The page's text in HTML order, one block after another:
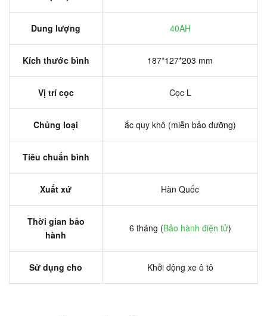
Dung lượng 40AH
Kích thước bình 187*127*203 mm
Vị trí cọc Cọc L
Chủng loại ắc quy khô (miễn bảo dưỡng)
Tiêu chuẩn bình
Xuất xứ Hàn Quốc
Thời gian bảo
hành
6 tháng (Bảo hành điện tử)
Sử dụng cho Khởi động xe ô tô